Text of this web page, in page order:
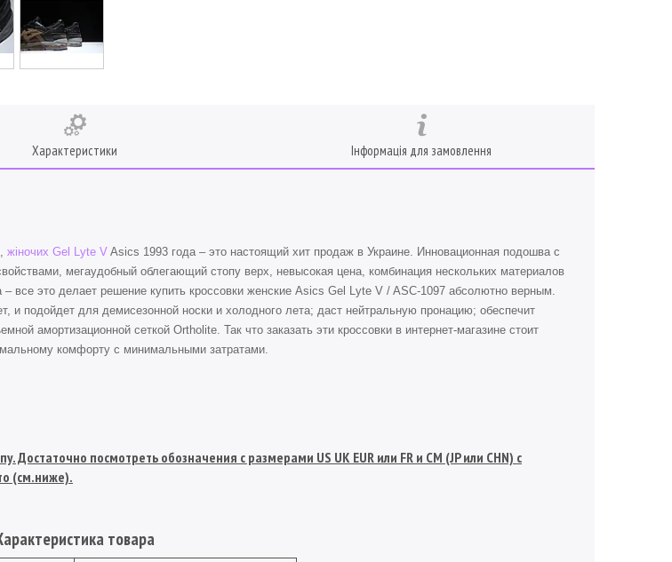
Характеристики Інформація для замовлення
жіночих Gel Lyte V Asics 1993 года – это настоящий хит продаж в Украине. Инновационная подошва с
мегаудобный облегающий стопу верх, невысокая цена, комбинация нескольких материалов
– все это делает решение купить кроссовки женские Asics Gel Lyte V / ASC-1097 абсолютно верным.
и подойдет для демисезонной носки и холодного лета; даст нейтральную пронацию; обеспечит
амортизационной сеткой Ortholite. Так что заказать эти кроссовки в интернет-магазине стоит
комфорту с минимальными затратами.
Достаточно посмотреть обозначения с размерами US UK EUR или FR и СМ (JP или CHN) с
(см.ниже).
товара